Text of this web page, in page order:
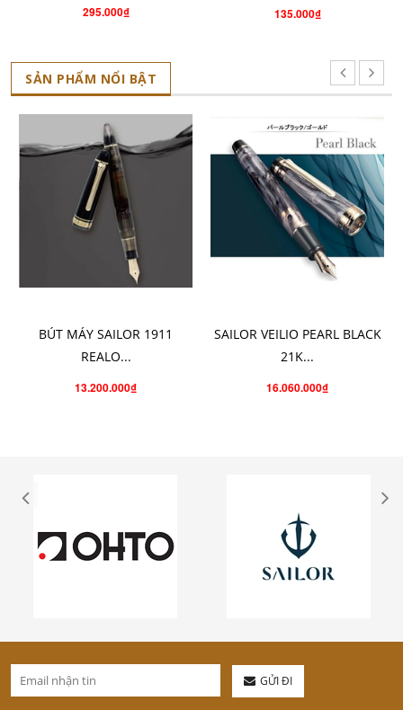
295.000₫ 135.000₫
SẢN PHẨM NỔI BẬT
BÚT MÁY SAILOR 1911
REALO...
13.200.000₫
SAILOR VEILIO PEARL BLACK
21K...
16.060.000₫
GỬI ĐI